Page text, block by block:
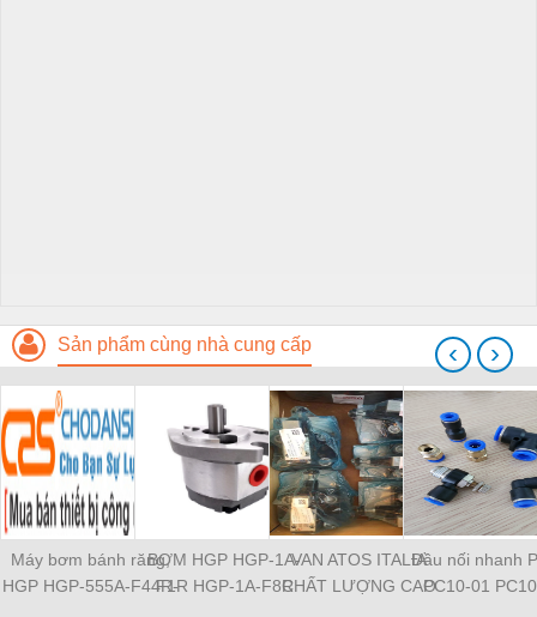
Sản phẩm cùng nhà cung cấp
Máy bơm bánh răng,
HGP HGP-555A-F44R-
BƠM HGP HGP-1A-
F1R HGP-1A-F8R
VAN ATOS ITALIA
CHẤT LƯỢNG CAO
Đầu nối nhanh
PC10-01
‹ ›